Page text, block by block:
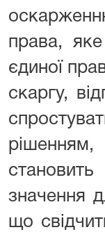
права,
єдиної
скаргу,
значення
що